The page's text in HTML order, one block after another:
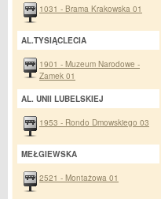
1031 - Brama Krakowska 01
AL.TYSIĄCLECIA
1901 - Muzeum Narodowe -
Zamek 01
AL. UNII LUBELSKIEJ
1953 - Rondo Dmowskiego 03
MEŁGIEWSKA
2521 - Montażowa 01